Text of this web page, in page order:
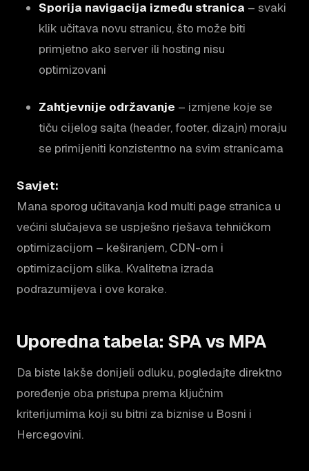
Sporija navigacija između stranica – svaki
klik učitava novu stranicu, što može biti
primjetno ako server ili hosting nisu
optimizovani
Zahtjevnije održavanje – izmjene koje se
tiču cijelog sajta (header, footer, dizajn) moraju
se primijeniti konzistentno na svim stranicama
Savjet:
Mana sporog učitavanja kod multi page stranica u
većini slučajeva se uspješno rješava tehničkom
optimizacijom – keširanjem, CDN-om i
optimizacijom slika. Kvalitetna izrada
podrazumijeva i ove korake.
Uporedna tabela: SPA vs MPA
Da biste lakše donijeli odluku, pogledajte direktno
poređenje oba pristupa prema ključnim
kriterijumima koji su bitni za biznise u Bosni i
Hercegovini.